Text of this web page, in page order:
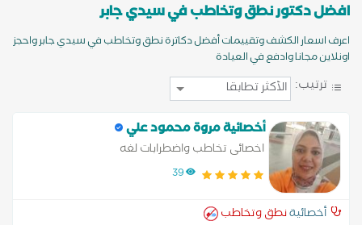
افضل دكتور نطق وتخاطب في سيدي جابر
اعرف اسعار الكشف وتقييمات أفضل دكاترة نطق وتخاطب في سيدي جابر واحجز
اونلاين مجانا وادفع في العيادة
ترتيب:
أخصائية مروة محمود علي
اخصائى تخاطب واضطرابات لغه
39
أخصائيةنطق وتخاطب